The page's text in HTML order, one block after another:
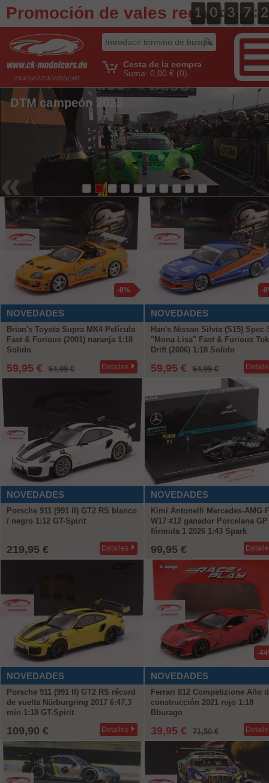
Promoción de vales regalo
0
1
1 0
0
0 : 0
3
3 0
7
7 : 3
2
2
Cesta de la compra
Suma: 0,00 € (0)
DTM campeón 2025
NOVEDADES
-8%
Brian's Toyota Supra MK4 Película
Fast & Furious (2001) naranja 1:18
Solido
59,95 € 64,99 € Detalles
NOVEDADES
-
Han's Nissan Silvia (S15) Spec-
"Mona Lisa" Fast & Furious
Drift (2006) 1:18 Solido
59,95 € 64,99 €
NOVEDADES
Porsche 911 (991 II) GT2 RS blanco
/ negro 1:12 GT-Spirit
219,95 € Detalles
NOVEDADES
Kimi Antonelli Mercedes-AMG
W17 #12 ganador Porcelana GP
fórmula 1 2026 1:43 Spark
99,95 €
NOVEDADES
Porsche 911 (991 II) GT2 RS récord
de vuelta Nürburgring 2017 6:47,3
min 1:18 GT-Spirit
109,90 € Detalles
NOVEDADES
-
Ferrari 812 Competizione Año
construcción 2021 rojo 1:18
Bburago
39,95 € 71,50 €